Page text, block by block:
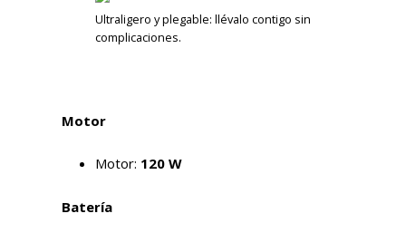
Ultraligero y plegable: llévalo contigo sin
complicaciones.
Motor
Motor: 120 W
Batería